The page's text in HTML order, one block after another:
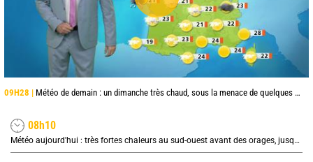
09H28 | Météo de demain : un dimanche très chaud, sous la menace de quelques orages
08h10
Météo aujourd'hui : très fortes chaleurs au sud-ouest avant des orages, jusqu'à 39°C